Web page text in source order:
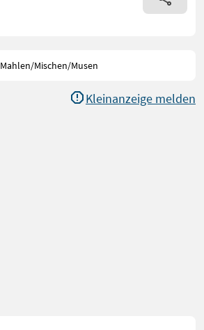
Mahlen/Mischen/Musen
Kleinanzeige melden